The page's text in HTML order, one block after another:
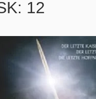
12